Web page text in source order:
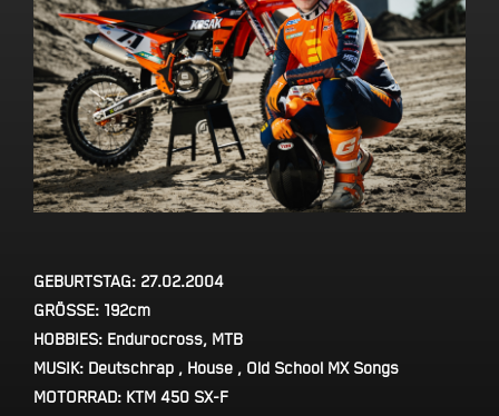
GEBURTSTAG: 27.02.2004
GRÖSSE: 192cm
HOBBIES: Endurocross, MTB
MUSIK: Deutschrap , House , Old School MX Songs
MOTORRAD: KTM 450 SX-F